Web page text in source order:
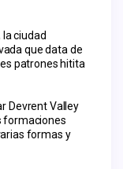
la ciudad
que data de
patrones hitita
Devrent Valley
formaciones
formas y